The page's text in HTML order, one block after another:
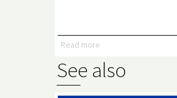
Read more
See also